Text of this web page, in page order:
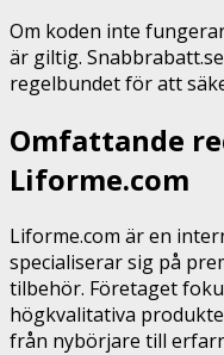
Om koden inte
är giltig.
regelbundet för att
Omfattande
Liforme.com
Liforme.com är en
specialiserar sig på
tilbehör. Företaget
högkvalitativa
från nybörjare till